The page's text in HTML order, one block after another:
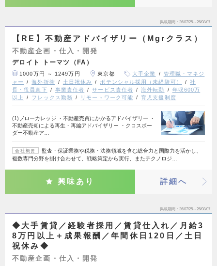
掲載期間 26/07/25～26/08/07
【RE】不動産アドバイザリー（Mgrクラス）
不動産企画・仕入・開発
デロイト トーマツ（FA）
1000万円 ～ 1249万円 東京都 大手企業
管理職・マネジ
ャー
海外折衝 土日祝休み ポテンシャル採用（未経験可）
社
長・役員直下
事業責任者 サービス責任者 海外転勤
年収600万
以上
フレックス勤務 リモートワーク可能 育児支援制度
(1)ブローカレッジ ・不動産売買にかかるアドバイザリー ・
不動産売却による再生・再編アドバイザリー ・クロスボー
ダー不動産ア…
会社概要
監査・保証業務や税務・法務領域を含む総合力と国際力を活かし、
複数専門分野を掛け合わせて、戦略策定から実行、またテクノロジ…
興味あり 詳細へ
掲載期間 26/07/25～26/08/07
◆大手賃貸／経験者採用／賃貸仕入れ／月給3
8万円以上＋成果報酬／年間休日120日／土日
祝休み◆
不動産企画・仕入・開発